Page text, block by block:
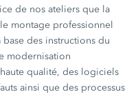
de nos ateliers que la
montage professionnel
des instructions du
modernisation
qualité, des logiciels
ainsi que des processus